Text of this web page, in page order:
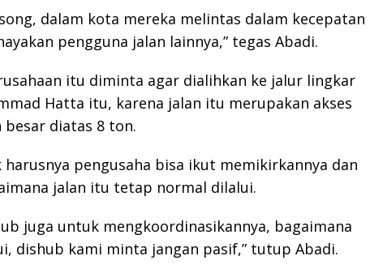
dalam kota mereka melintas dalam kecepatan
pengguna jalan lainnya,” tegas Abadi.
itu diminta agar dialihkan ke jalur lingkar
Hatta itu, karena jalan itu merupakan akses
diatas 8 ton.
pengusaha bisa ikut memikirkannya dan
jalan itu tetap normal dilalui.
juga untuk mengkoordinasikannya, bagaimana
dishub kami minta jangan pasif,” tutup Abadi.